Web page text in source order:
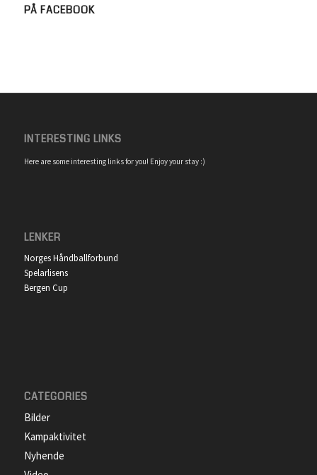
PÅ FACEBOOK
INTERESTING LINKS
Here are some interesting links for you! Enjoy your stay :)
LENKER
Norges Håndballforbund
Spelarlisens
Bergen Cup
CATEGORIES
Bilder
Kampaktivitet
Nyhende